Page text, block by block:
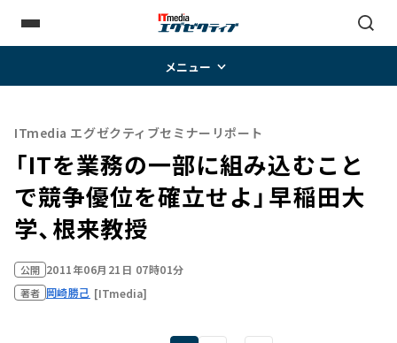
メニュー
ITmedia エグゼクティブセミナーリポート
「ITを業務の一部に組み込むこと
で競争優位を確立せよ」――早稲田大
学、根来教授
公開 2011年06月21日 07時01分
著者 岡崎勝己 [ITmedia]